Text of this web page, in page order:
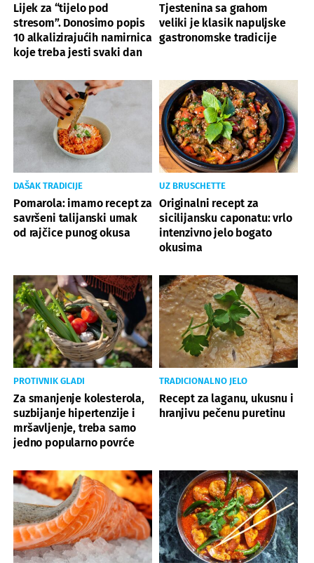
Lijek za “tijelo pod
stresom”. Donosimo popis
10 alkalizirajućih namirnica
koje treba jesti svaki dan
Tjestenina sa grahom
veliki je klasik napuljske
gastronomske tradicije
DAŠAK TRADICIJE
Pomarola: imamo recept za
savršeni talijanski umak
od rajčice punog okusa
UZ BRUSCHETTE
Originalni recept za
sicilijansku caponatu: vrlo
intenzivno jelo bogato
okusima
PROTIVNIK GLADI
Za smanjenje kolesterola,
suzbijanje hipertenzije i
mršavljenje, treba samo
jedno popularno povrće
TRADICIONALNO JELO
Recept za laganu, ukusnu i
hranjivu pečenu puretinu